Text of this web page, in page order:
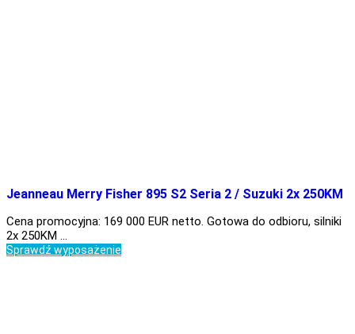
Jeanneau Merry Fisher 895 S2 Seria 2 / Suzuki 2x 250KM
Cena promocyjna: 169 000 EUR netto. Gotowa do odbioru, silniki
2x 250KM …
Sprawdź wyposażenie